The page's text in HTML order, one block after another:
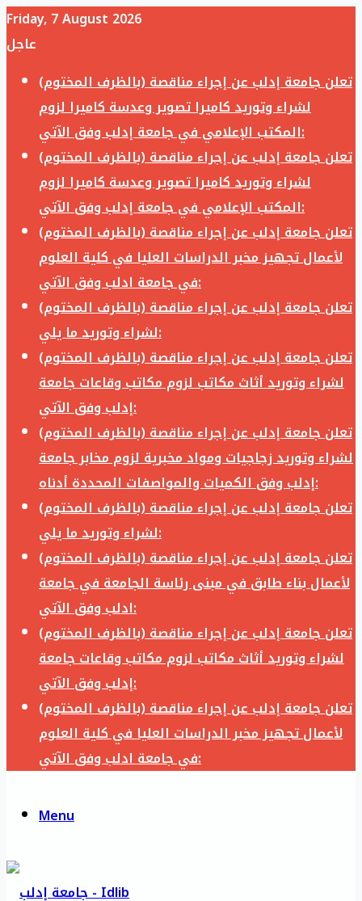
Friday, 7 August 2026
عاجل
تعلن جامعة إدلب عن إجراء مناقصة (بالظرف المختوم)
لشراء وتوريد كاميرا تصوير وعدسة كاميرا لزوم
المكتب الإعلامي في جامعة إدلب وفق الآتي:
تعلن جامعة إدلب عن إجراء مناقصة (بالظرف المختوم)
لشراء وتوريد كاميرا تصوير وعدسة كاميرا لزوم
المكتب الإعلامي في جامعة إدلب وفق الآتي:
تعلن جامعة إدلب عن إجراء مناقصة (بالظرف المختوم)
لأعمال تجهيز مخبر الدراسات العليا في كلية العلوم
في جامعة ادلب وفق الآتي:
تعلن جامعة إدلب عن إجراء مناقصة (بالظرف المختوم)
لشراء وتوريد ما يلي:
تعلن جامعة إدلب عن إجراء مناقصة (بالظرف المختوم)
لشراء وتوريد أثاث مكاتب لزوم مكاتب وقاعات جامعة
إدلب وفق الآتي:
تعلن جامعة إدلب عن إجراء مناقصة (بالظرف المختوم)
لشراء وتوريد زجاجيات ومواد مخبرية لزوم مخابر جامعة
إدلب وفق الكميات والمواصفات المحددة أدناه:
تعلن جامعة إدلب عن إجراء مناقصة (بالظرف المختوم)
لشراء وتوريد ما يلي:
تعلن جامعة إدلب عن إجراء مناقصة (بالظرف المختوم)
لأعمال بناء طابق في مبنى رئاسة الجامعة في جامعة
ادلب وفق الآتي:
تعلن جامعة إدلب عن إجراء مناقصة (بالظرف المختوم)
لشراء وتوريد أثاث مكاتب لزوم مكاتب وقاعات جامعة
إدلب وفق الآتي:
تعلن جامعة إدلب عن إجراء مناقصة (بالظرف المختوم)
لأعمال تجهيز مخبر الدراسات العليا في كلية العلوم
في جامعة ادلب وفق الآتي:
Menu